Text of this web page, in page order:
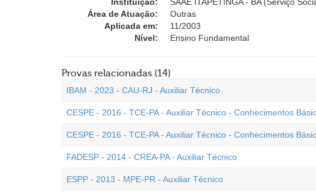
Área de Atuação:
Outras
Aplicada em:
11/2003
Nível:
Ensino Fundamental
Provas relacionadas (14)
IBAM - 2023 - CAU-RJ - Auxiliar Técnico
CESPE - 2016 - TCE-PA - Auxiliar Técnico - Conhecimentos
CESPE - 2016 - TCE-PA - Auxiliar Técnico - Conhecimentos
FADESP - 2014 - CREA-PA - Auxiliar Técnico
ESPP - 2013 - MPE-PR - Auxiliar Técnico